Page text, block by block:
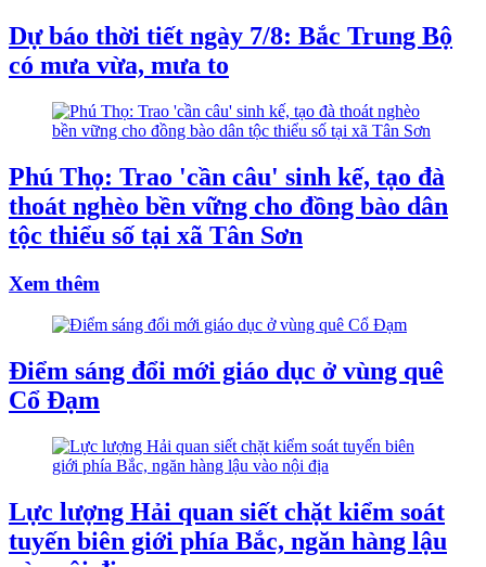
Dự báo thời tiết ngày 7/8: Bắc Trung Bộ
có mưa vừa, mưa to
Phú Thọ: Trao 'cần câu' sinh kế, tạo đà
thoát nghèo bền vững cho đồng bào dân
tộc thiểu số tại xã Tân Sơn
Xem thêm
Điểm sáng đổi mới giáo dục ở vùng quê
Cổ Đạm
Lực lượng Hải quan siết chặt kiểm soát
tuyến biên giới phía Bắc, ngăn hàng lậu